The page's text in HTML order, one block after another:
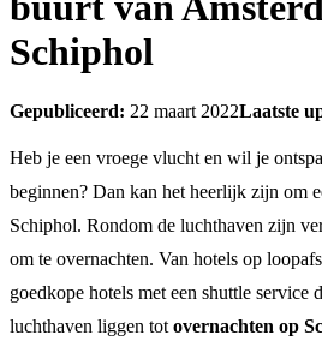
Schiphol
Gepubliceerd: 22 maart 2022Laatste
Heb je een vroege vlucht en wil je
beginnen? Dan kan het heerlijk zijn om
Schiphol. Rondom de luchthaven zijn
om te overnachten. Van hotels op
goedkope hotels met een shuttle service
luchthaven liggen tot overnachten op